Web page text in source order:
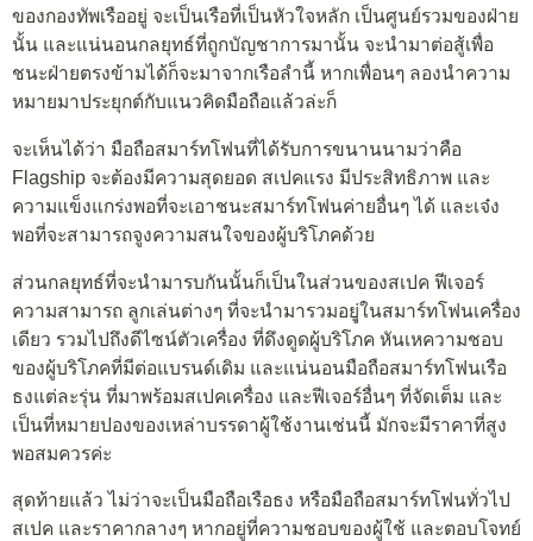
ของกองทัพเรืออยู่ จะเป็นเรือที่เป็นหัวใจหลัก เป็นศูนย์รวมของฝ่าย
นั้น และแน่นอนกลยุทธ์ที่ถูกบัญชาการมานั้น จะนำมาต่อสู้เพื่อ
ชนะฝ่ายตรงข้ามได้ก็จะมาจากเรือลำนี้ หากเพื่อนๆ ลองนำความ
หมายมาประยุกต์กับแนวคิดมือถือแล้วล่ะก็
จะเห็นได้ว่า มือถือสมาร์ทโฟนที่ได้รับการขนานนามว่าคือ
Flagship จะต้องมีความสุดยอด สเปคแรง มีประสิทธิภาพ และ
ความแข็งแกร่งพอที่จะเอาชนะสมาร์ทโฟนค่ายอื่นๆ ได้ และเจ๋ง
พอที่จะสามารถจูงความสนใจของผู้บริโภคด้วย
ส่วนกลยุทธ์ที่จะนำมารบกันนั้นก็เป็นในส่วนของสเปค ฟีเจอร์
ความสามารถ ลูกเล่นต่างๆ ที่จะนำมารวมอยูุ่ในสมาร์ทโฟนเครื่อง
เดียว รวมไปถึงดีไซน์ตัวเครื่อง ที่ดึงดูดผู้บริโภค หันเหความชอบ
ของผู้บริโภคที่มีต่อแบรนด์เดิม และแน่นอนมือถือสมาร์ทโฟนเรือ
ธงแต่ละรุ่น ที่มาพร้อมสเปคเครื่อง และฟีเจอร์อื่นๆ ที่จัดเต็ม และ
เป็นที่หมายปองของเหล่าบรรดาผู้ใช้งานเช่นนี้ มักจะมีราคาที่สูง
พอสมควรค่ะ
สุดท้ายแล้ว ไม่ว่าจะเป็นมือถือเรือธง หรือมือถือสมาร์ทโฟนทั่วไป
สเปค และราคากลางๆ หากอยู่ที่ความชอบของผู้ใช้ และตอบโจทย์